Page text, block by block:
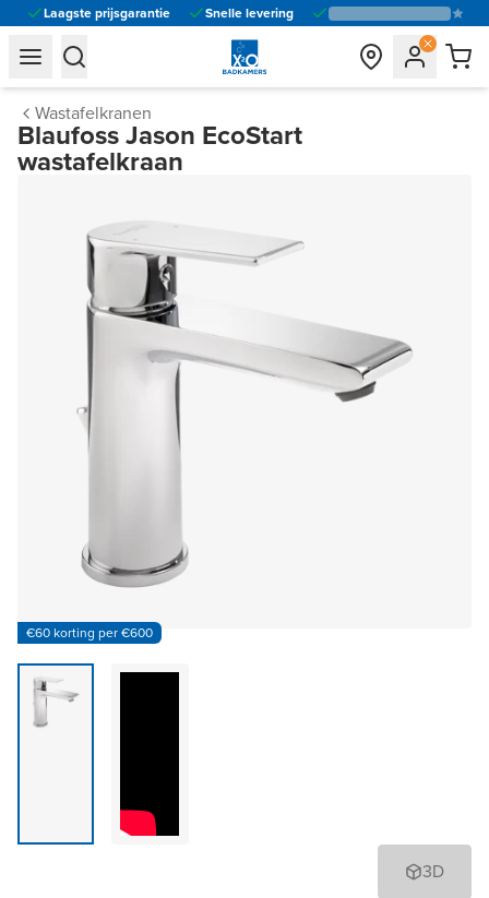
Laagste prijsgarantie Snelle levering
general.navigation.toggle_menu.label
general.navigation.toggle_menu.label
Wastafelkranen
Blaufoss Jason EcoStart
wastafelkraan
€60 korting per €600
3D